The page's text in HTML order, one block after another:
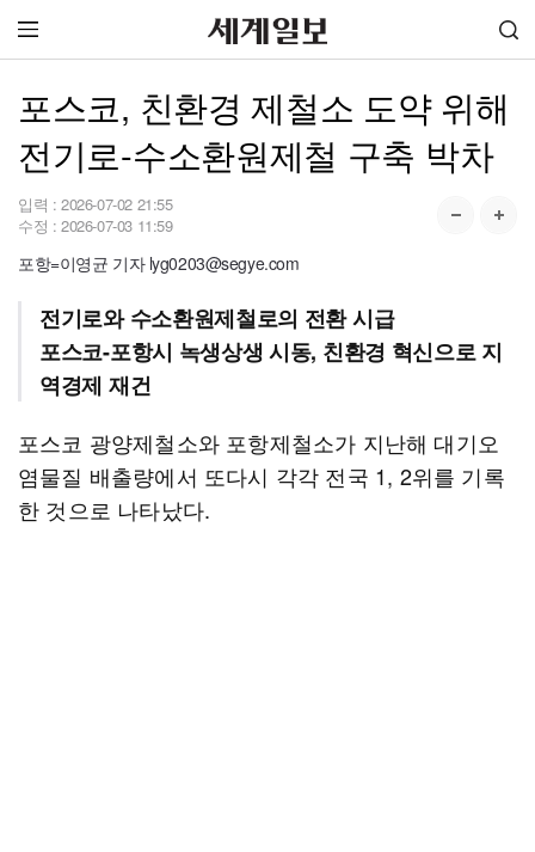
포스코, 친환경 제철소 도약 위해
전기로-수소환원제철 구축 박차
입력 : 2026-07-02 21:55
수정 : 2026-07-03 11:59
포항=이영균 기자 lyg0203@segye.com
전기로와 수소환원제철로의 전환 시급
포스코-포항시 녹생상생 시동, 친환경 혁신으로 지
역경제 재건
포스코 광양제철소와 포항제철소가 지난해 대기오
염물질 배출량에서 또다시 각각 전국 1, 2위를 기록
한 것으로 나타났다.